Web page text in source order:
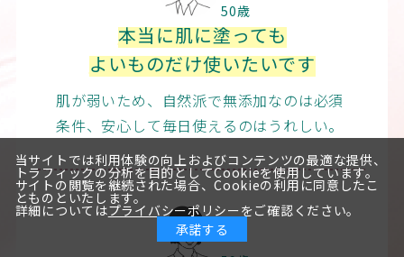
50歳
本当に肌に塗っても
よいものだけ使いたいです
肌が弱いため、自然派で無添加なのは必須
条件、安心して毎日使えるのはうれしい。
当サイトでは利用体験の向上およびコンテンツの最適な提供、
トラフィックの分析を目的としてCookieを使用しています。
サイトの閲覧を継続された場合、Cookieの利用に同意したこ
とものといたします。
詳細についてはプライバシーポリシーをご確認ください。
承諾する